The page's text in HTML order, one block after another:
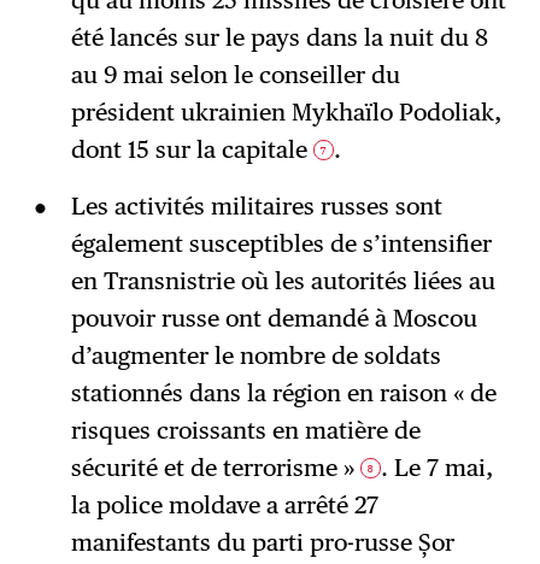
été lancés sur le pays dans la nuit du 8
au 9 mai selon le conseiller du
président ukrainien Mykhaïlo Podoliak,
dont 15 sur la capitale
7 .
Les activités militaires russes sont
également susceptibles de s’intensifier
en Transnistrie où les autorités liées au
pouvoir russe ont demandé à Moscou
d’augmenter le nombre de soldats
stationnés dans la région en raison « de
risques croissants en matière de
sécurité et de terrorisme »
8 . Le 7 mai,
la police moldave a arrêté 27
manifestants du parti pro-russe Șor